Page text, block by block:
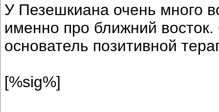
У Пезешкиана очень много
именно про ближний
основатель позитивной
[%sig%]